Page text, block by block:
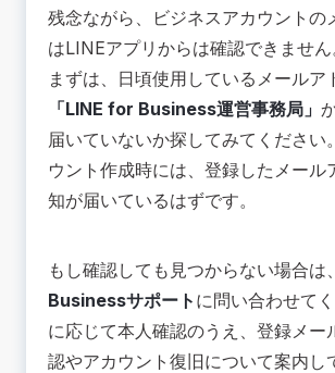
残念ながら、ビジネスアカウントの
はLINEアプリからは確認できません
まずは、日頃使用しているメールア
「LINE for Business運営事務局」
届いていないか探してみてください
ウント作成時には、登録したメール
知が届いているはずです。
もし確認しても見つからない場合は、
Businessサポート に問い合わせて
に応じて本人確認のうえ、登録メー
認やアカウント復旧について案内し